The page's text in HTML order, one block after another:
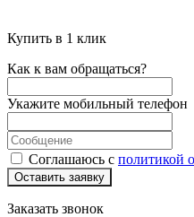
Купить в 1 клик
Как к вам обращаться?
Укажите мобильный телефон
Соглашаюсь с политикой
Оставить заявку
Заказать звонок